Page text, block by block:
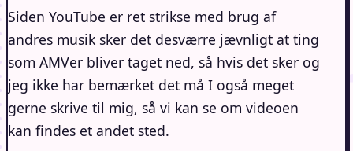
Siden YouTube er ret strikse med brug af
andres musik sker det desværre jævnligt at ting
som AMVer bliver taget ned, så hvis det sker og
jeg ikke har bemærket det må I også meget
gerne skrive til mig, så vi kan se om videoen
kan findes et andet sted.